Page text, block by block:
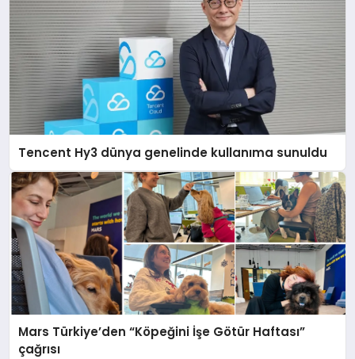
Tencent Hy3 dünya genelinde kullanıma sunuldu
Mars Türkiye’den “Köpeğini İşe Götür Haftası”
çağrısı